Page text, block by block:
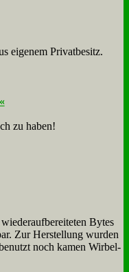
eigenem Privatbesitz.
zu haben!
Bytes
Zur Herstellung wurden
noch kamen Wir­bel­